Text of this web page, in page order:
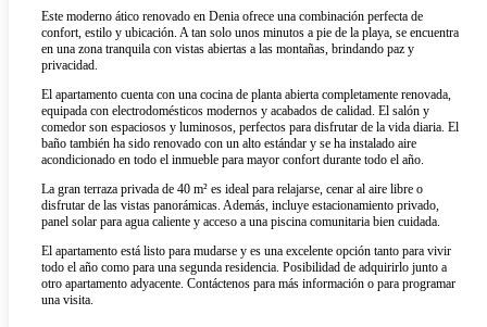
Este moderno ático renovado en Denia ofrece una combinación perfecta de
confort, estilo y ubicación. A tan solo unos minutos a pie de la playa, se encuentra
en una zona tranquila con vistas abiertas a las montañas, brindando paz y
privacidad.
El apartamento cuenta con una cocina de planta abierta completamente renovada,
equipada con electrodomésticos modernos y acabados de calidad. El salón y
comedor son espaciosos y luminosos, perfectos para disfrutar de la vida diaria. El
baño también ha sido renovado con un alto estándar y se ha instalado aire
acondicionado en todo el inmueble para mayor confort durante todo el año.
La gran terraza privada de 40 m² es ideal para relajarse, cenar al aire libre o
disfrutar de las vistas panorámicas. Además, incluye estacionamiento privado,
panel solar para agua caliente y acceso a una piscina comunitaria bien cuidada.
El apartamento está listo para mudarse y es una excelente opción tanto para vivir
todo el año como para una segunda residencia. Posibilidad de adquirirlo junto a
otro apartamento adyacente. Contáctenos para más información o para programar
una visita.